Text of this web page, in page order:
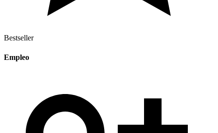
Bestseller
Empleo